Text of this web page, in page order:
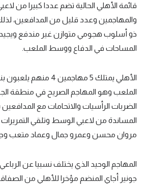
قائمة الأهلي الحالية تضم عددا كبيرا من
والمهاجمين وعدد قليل من المدافعين،
ذو أسلوب هجومي متوازن غير مندفع
المساحات في الدفاع ووسط الملعب.
الأهلي يمتلك 5 مهاجمين
الملعب وهو المهاجم الصريح في منطقة
الضربات الرأسيات والاتحامات مع المدافعين
المساندة من لاعبي الوسط وتلقي
مروان محسن وعمرو جمال وعماد متعب
المهاجم الوحيد الذي يختلف نسبيا عن
جونير أجاي المنضم مؤخرا للأهلي من